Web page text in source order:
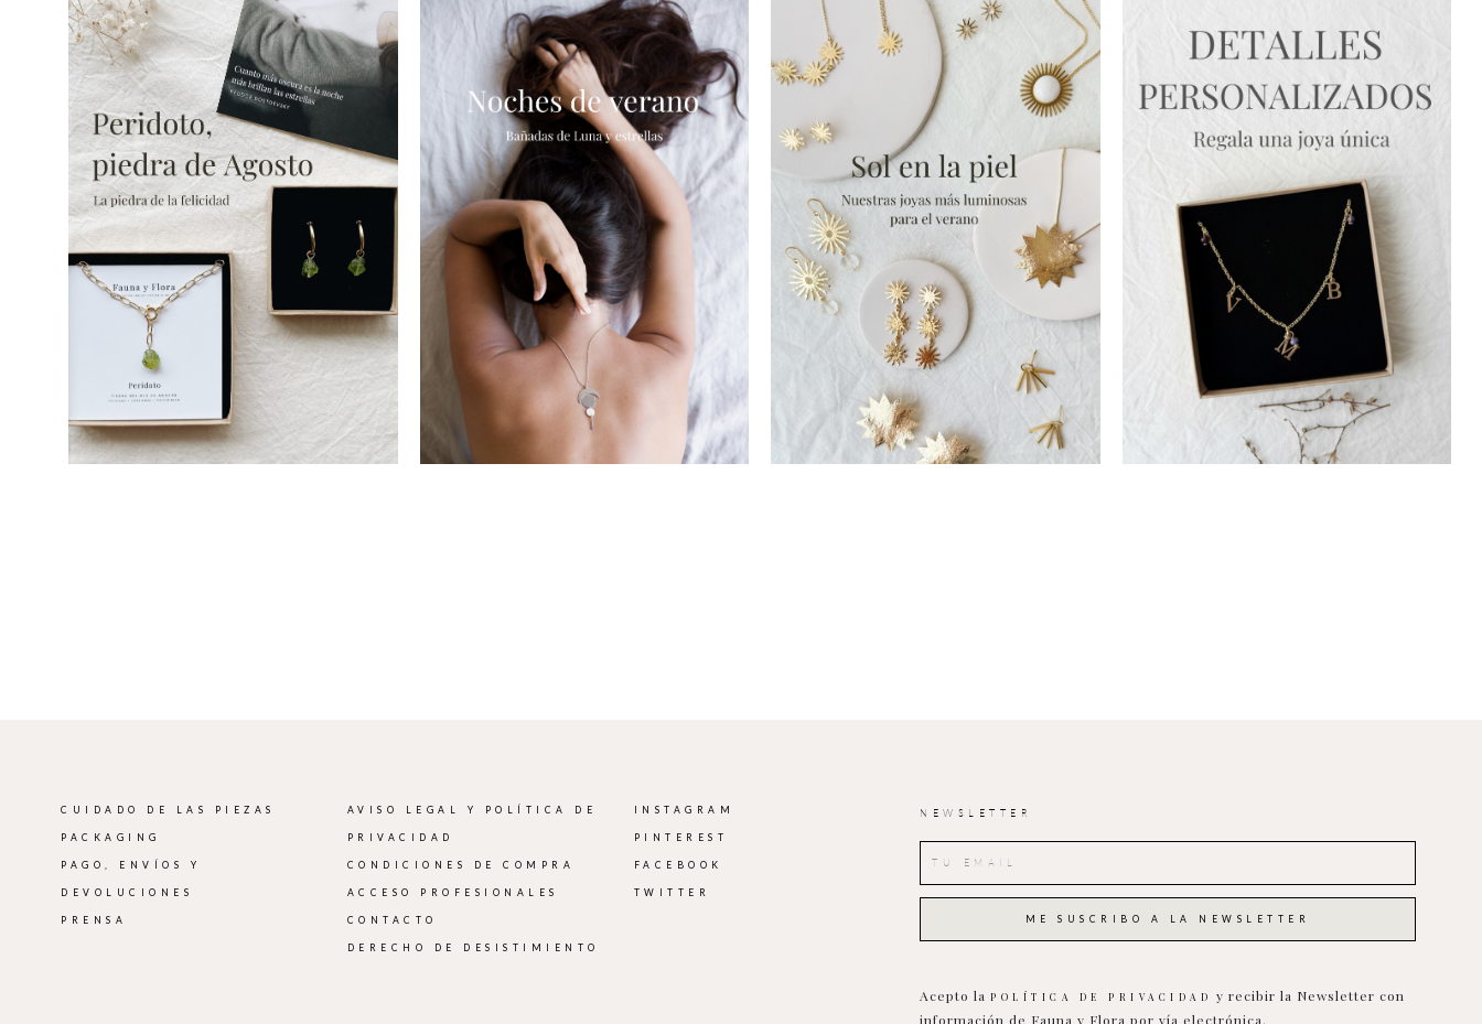
CUIDADO DE LAS PIEZAS
PACKAGING
PAGO, ENVÍOS Y
DEVOLUCIONES
PRENSA
AVISO LEGAL Y POLÍTICA DE
PRIVACIDAD
CONDICIONES DE COMPRA
ACCESO PROFESIONALES
CONTACTO
DERECHO DE DESISTIMIENTO
INSTAGRAM
PINTEREST
FACEBOOK
TWITTER
NEWSLETTER
Acepto laPOLÍTICA DE PRIVACIDAD
y recibir la Newsletter con
información de Fauna y Flora por vía electrónica.